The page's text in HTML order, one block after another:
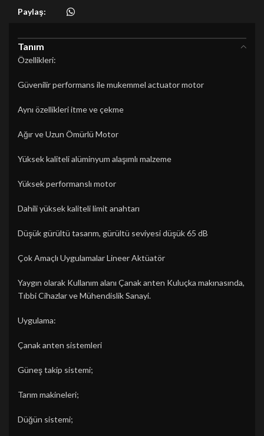
Paylaş:
Tanım
Özellikleri:
Güvenilir performans ile mukemmel actuator motor
Aynı özellikleri itme ve çekme
Ağır ve Uzun Ömürlü Motor
Yüksek kaliteli alüminyum alaşımlı malzeme
Yüksek performanslı motor
Dahili yüksek kaliteli limit anahtarı
Düşük gürültü tasarım, gürültü seviyesi düşük 65 dB
Çok Amaçlı Uygulamalar Lineer Aktüatör
Yaygın olarak Kullanım alanı Çanak anten Kuluçka makınasında,
Tıbbi Cihazlar ve Mühendislik Sanayi.
Uygulama:
Çanak anten sistemleri
Güneş takip sistemi;
Tarım makineleri;
Düğün sistemi;